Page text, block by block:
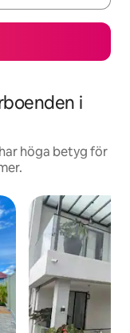
i
höga betyg för